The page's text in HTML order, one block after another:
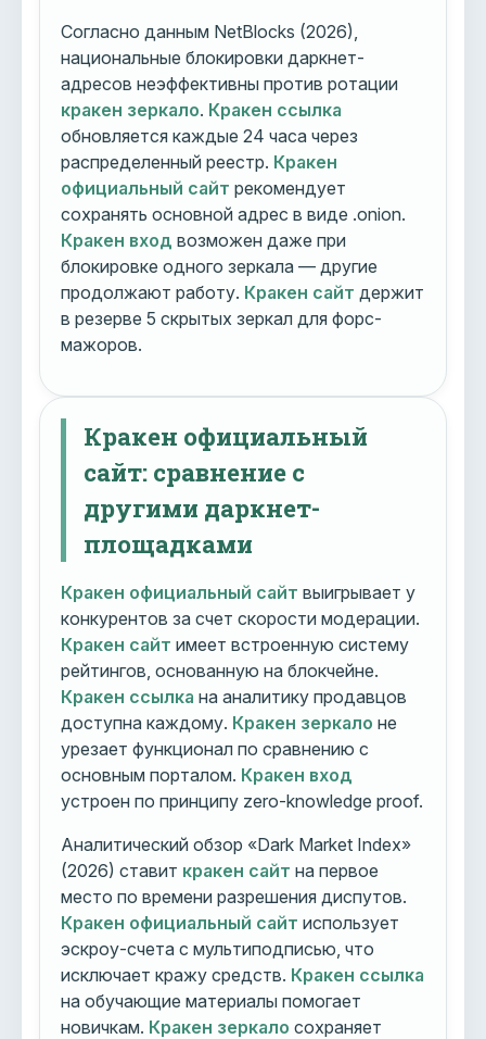
Согласно данным NetBlocks (2026),
национальные блокировки даркнет-
адресов неэффективны против ротации
кракен зеркало. Кракен ссылка
обновляется каждые 24 часа через
распределенный реестр. Кракен
официальный сайт рекомендует
сохранять основной адрес в виде .onion.
Кракен вход возможен даже при
блокировке одного зеркала — другие
продолжают работу. Кракен сайт держит
в резерве 5 скрытых зеркал для форс-
мажоров.
Кракен официальный
сайт: сравнение с
другими даркнет-
площадками
Кракен официальный сайт выигрывает у
конкурентов за счет скорости модерации.
Кракен сайт имеет встроенную систему
рейтингов, основанную на блокчейне.
Кракен ссылка на аналитику продавцов
доступна каждому. Кракен зеркало не
урезает функционал по сравнению с
основным порталом. Кракен вход
устроен по принципу zero-knowledge proof.
Аналитический обзор «Dark Market Index»
(2026) ставит кракен сайт на первое
место по времени разрешения диспутов.
Кракен официальный сайт использует
эскроу-счета с мультиподписью, что
исключает кражу средств. Кракен ссылка
на обучающие материалы помогает
новичкам. Кракен зеркало сохраняет